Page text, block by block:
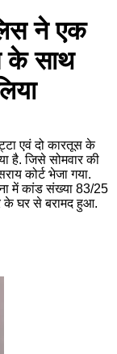
ने एक
के साथ
एवं दो कारतूस के
है. जिसे सोमवार की
कोर्ट भेजा गया.
में कांड संख्या 83/25
के घर से बरामद हुआ.